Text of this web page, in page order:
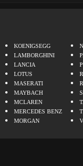
KOENIGSEGG
LAMBORGHINI
LANCIA
LOTUS
MASERATI
MAYBACH
MCLAREN
MERCEDES BENZ
MORGAN